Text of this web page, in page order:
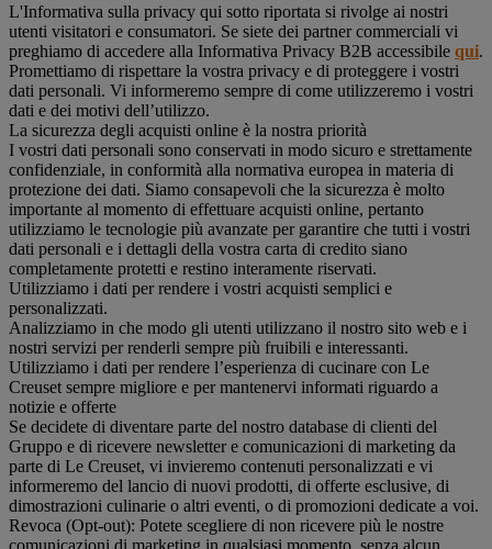
L'Informativa sulla privacy qui sotto riportata si rivolge ai nostri
utenti visitatori e consumatori. Se siete dei partner commerciali vi
preghiamo di accedere alla Informativa Privacy B2B accessibile qui.
Promettiamo di rispettare la vostra privacy e di proteggere i vostri
dati personali. Vi informeremo sempre di come utilizzeremo i vostri
dati e dei motivi dell’utilizzo.
La sicurezza degli acquisti online è la nostra priorità
I vostri dati personali sono conservati in modo sicuro e strettamente
confidenziale, in conformità alla normativa europea in materia di
protezione dei dati. Siamo consapevoli che la sicurezza è molto
importante al momento di effettuare acquisti online, pertanto
utilizziamo le tecnologie più avanzate per garantire che tutti i vostri
dati personali e i dettagli della vostra carta di credito siano
completamente protetti e restino interamente riservati.
Utilizziamo i dati per rendere i vostri acquisti semplici e
personalizzati.
Analizziamo in che modo gli utenti utilizzano il nostro sito web e i
nostri servizi per renderli sempre più fruibili e interessanti.
Utilizziamo i dati per rendere l’esperienza di cucinare con Le
Creuset sempre migliore e per mantenervi informati riguardo a
notizie e offerte
Se decidete di diventare parte del nostro database di clienti del
Gruppo e di ricevere newsletter e comunicazioni di marketing da
parte di Le Creuset, vi invieremo contenuti personalizzati e vi
informeremo del lancio di nuovi prodotti, di offerte esclusive, di
dimostrazioni culinarie o altri eventi, o di promozioni dedicate a voi.
Revoca (Opt-out): Potete scegliere di non ricevere più le nostre
comunicazioni di marketing in qualsiasi momento, senza alcun